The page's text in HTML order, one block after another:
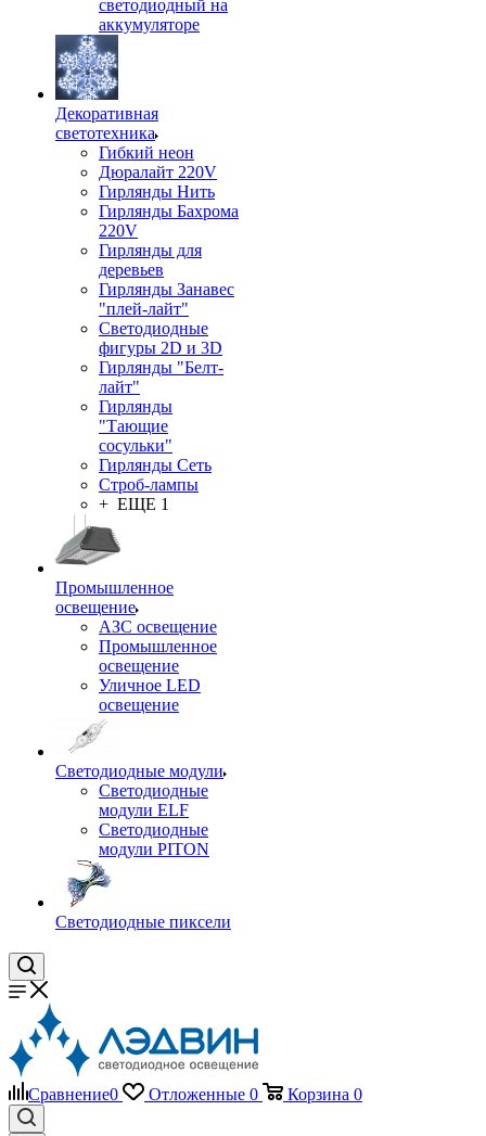
светодиодный на
аккумуляторе
Декоративная
светотехника
Гибкий неон
Дюралайт 220V
Гирлянды Нить
Гирлянды Бахрома
220V
Гирлянды для
деревьев
Гирлянды Занавес
"плей-лайт"
Светодиодные
фигуры 2D и 3D
Гирлянды "Белт-
лайт"
Гирлянды
"Тающие
сосульки"
Гирлянды Сеть
Строб-лампы
+ ЕЩЕ 1
Промышленное
освещение
АЗС освещение
Промышленное
освещение
Уличное LED
освещение
Светодиодные модули
Светодиодные
модули ELF
Светодиодные
модули PITON
Светодиодные пиксели
Сравнение0 Отложенные 0 Корзина 0